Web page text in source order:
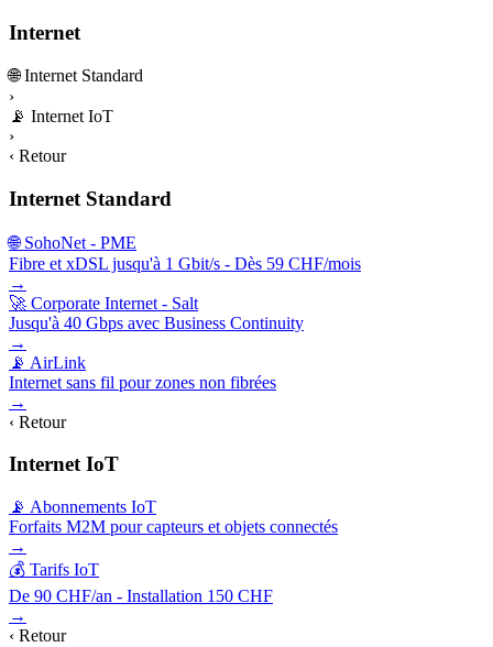
Internet
🌐 Internet Standard
›
📡 Internet IoT
›
‹ Retour
Internet Standard
🌐 SohoNet - PME
Fibre et xDSL jusqu'à 1 Gbit/s - Dès 59 CHF/mois
→
🚀 Corporate Internet - Salt
Jusqu'à 40 Gbps avec Business Continuity
→
📡 AirLink
Internet sans fil pour zones non fibrées
→
‹ Retour
Internet IoT
📡 Abonnements IoT
Forfaits M2M pour capteurs et objets connectés
→
💰 Tarifs IoT
De 90 CHF/an - Installation 150 CHF
→
‹ Retour